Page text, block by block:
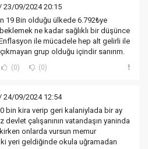
23/09/2024 20:15
19 Bin olduğu ülkede 6.792₺ye
beklemek ne kadar sağlıklı bir düşünce
ile mücadele hep alt gelirli ile
grup olduğu içindir sanırım.
(0) (0)
24/09/2024 12:54
bin kira verip geri kalaniylada bir ay
devlet çalışanının vatandaşın yaninda
onlarda vursun memur
yeri geldiğinde okula uğramadan